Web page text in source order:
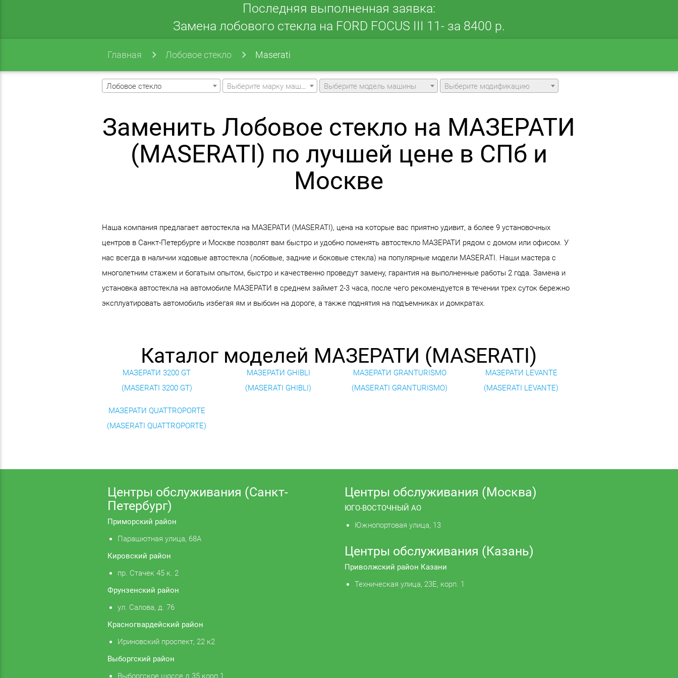
Последняя выполненная заявка:
Замена лобового стекла на FORD FOCUS III 11- за 8400 р.
Главная Лобовое стекло Maserati
Лобовое стекло Выберите марку машины Выберите модель машины Выберите модификацию
Заменить Лобовое стекло на МАЗЕРАТИ
(MASERATI) по лучшей цене в СПб и
Москве
Наша компания предлагает автостекла на МАЗЕРАТИ (MASERATI), цена на которые вас приятно удивит, а более 9 установочных
центров в Санкт-Петербурге и Москве позволят вам быстро и удобно поменять автостекло МАЗЕРАТИ рядом с домом или офисом. У
нас всегда в наличии ходовые автостекла (лобовые, задние и боковые стекла) на популярные модели MASERATI. Наши мастера с
многолетним стажем и богатым опытом, быстро и качественно проведут замену, гарантия на выполненные работы 2 года. Замена и
установка автостекла на автомобиле МАЗЕРАТИ в среднем займет 2-3 часа, после чего рекомендуется в течении трех суток бережно
эксплуатировать автомобиль избегая ям и выбоин на дороге, а также поднятия на подъемниках и домкратах.
Каталог моделей МАЗЕРАТИ (MASERATI)
МАЗЕРАТИ 3200 GT
(MASERATI 3200 GT)
МАЗЕРАТИ GHIBLI
(MASERATI GHIBLI)
МАЗЕРАТИ GRANTURISMO
(MASERATI GRANTURISMO)
МАЗЕРАТИ LEVANTE
(MASERATI LEVANTE)
МАЗЕРАТИ QUATTROPORTE
(MASERATI QUATTROPORTE)
Центры обслуживания (Санкт-
Петербург)
Приморский район
Парашютная улица, 68А
Кировский район
пр. Стачек 45 к. 2
Фрунзенский район
ул. Салова, д. 76
Красногвардейский район
Ириновский проспект, 22 к2
Выборгский район
Выборгское шоссе д 35 корп 1
Центры обслуживания (Москва)
ЮГО-ВОСТОЧНЫЙ АО
Южнопортовая улица, 13
Центры обслуживания (Казань)
Приволжский район Казани
Техническая улица, 23Е, корп. 1